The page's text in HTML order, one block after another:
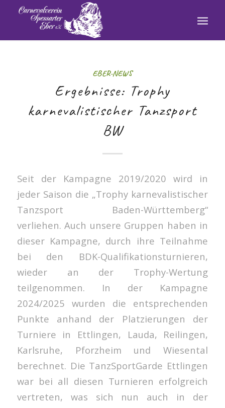
EBER-NEWS
Ergebnisse: Trophy
karnevalistischer Tanzsport
BW
Seit der Kampagne 2019/2020 wird in
jeder Saison die „Trophy karnevalistischer
Tanzsport Baden-Württemberg“
verliehen. Auch unsere Gruppen haben in
dieser Kampagne, durch ihre Teilnahme
bei den BDK-Qualifikationsturnieren,
wieder an der Trophy-Wertung
teilgenommen. In der Kampagne
2024/2025 wurden die entsprechenden
Punkte anhand der Platzierungen der
Turniere in Ettlingen, Lauda, Reilingen,
Karlsruhe, Pforzheim und Wiesental
berechnet. Die TanzSportGarde Ettlingen
war bei all diesen Turnieren erfolgreich
vertreten, was sich nun auch in der